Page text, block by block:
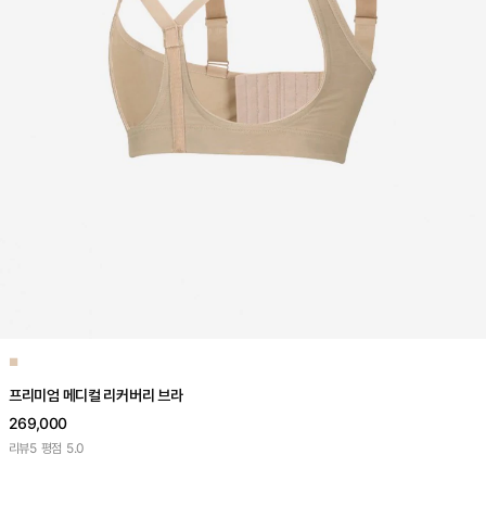
■
프리미엄 메디컬 리커버리 브라
269,000
리뷰5 평점 5.0